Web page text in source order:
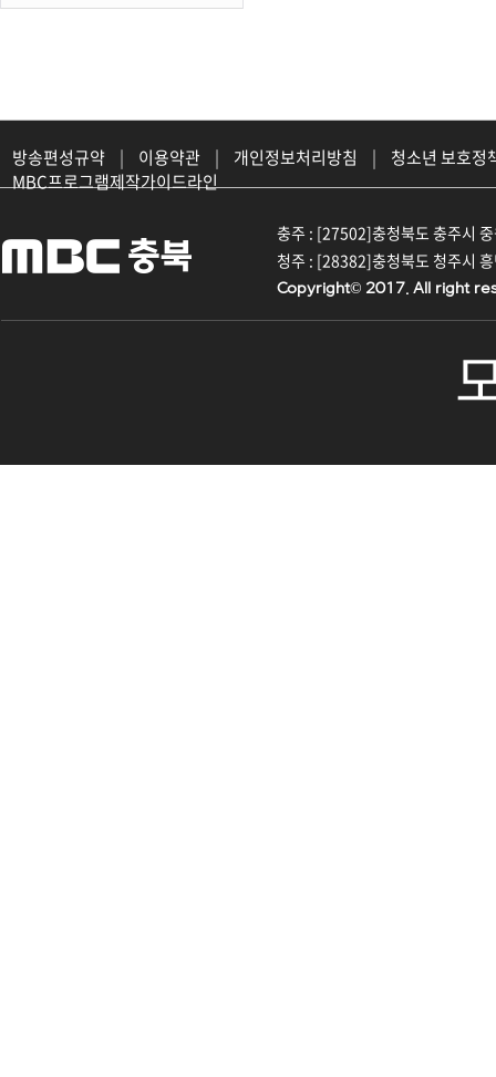
방송편성규약 | 이용약관 | 개인정보처리방침 |
청소년 보호정
MBC프로그램제작가이드라인
충주 : [27502]충청북도 충주시
청주 : [28382]충청북도 청주시
Copyright© 2017. All right